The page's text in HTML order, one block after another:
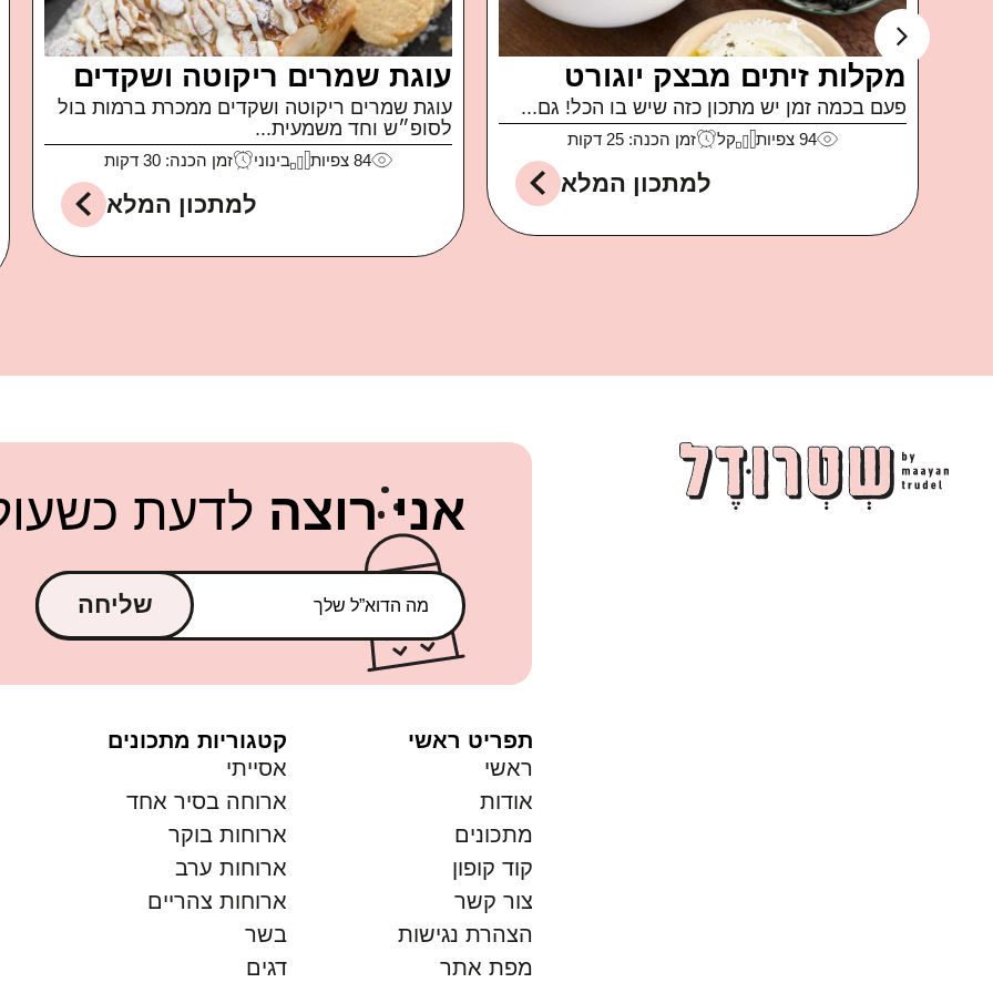
קוביות בייגל
קבלו מתכון חלום לאירוח או סתם לארוחת ערב
או לקופסאות...
למתכון המלא
פטה מטוגנת
איך קרה שאכלתי חבילה שלמה של פטה כבשים
של משק...
99צפיות קל זמן הכנה: 10 דקות
למתכון המלא
אני רוצה לדעת
שליחה
תפריט ראשי
ראשי
אודות
מתכונים
קוד קופון
צור קשר
הצהרת נגישות
מפת אתר
קטגוריות מתכונים
אסייתי
ארוחה בסיר אחד
ארוחות בוקר
ארוחות ערב
ארוחות צהריים
בשר
דגים